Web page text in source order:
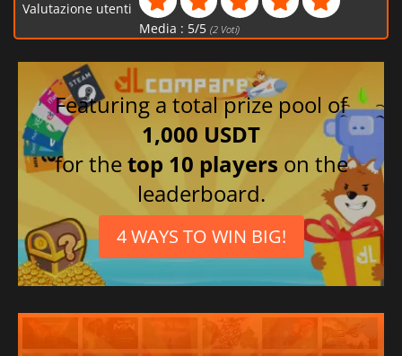
Valutazione utenti
Media : 5/5 (2Voti)
Featuring a total prize pool of
1,000 USDT
for thetop 10 players on the
leaderboard.
4 WAYS TO WIN BIG!